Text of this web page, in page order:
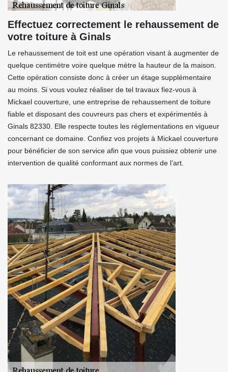
Effectuez correctement le rehaussement de
votre toiture à Ginals
Le rehaussement de toit est une opération visant à augmenter de
quelque centimètre voire quelque mètre la hauteur de la maison.
Cette opération consiste donc à créer un étage supplémentaire
au moins. Si vous voulez réaliser de tel travaux fiez-vous à
Mickael couverture, une entreprise de rehaussement de toiture
fiable et disposant des couvreurs pas chers et expérimentés à
Ginals 82330. Elle respecte toutes les réglementations en vigueur
concernant ce domaine. Confiez vos projets à Mickael couverture
pour bénéficier de son service afin que vous puissiez obtenir une
intervention de qualité conformant aux normes de l’art.